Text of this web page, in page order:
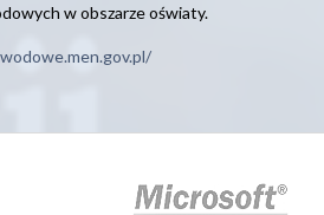
w obszarze oświaty.